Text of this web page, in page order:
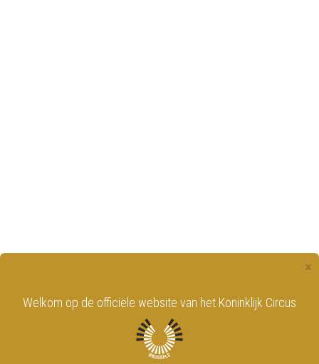
×
Welkom op de officiële website van het Koninklijk Circus